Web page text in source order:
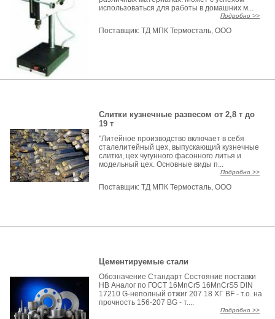
использоваться для работы в домашних м...
Подробно >>
Поставщик:ТД МПК Термосталь, ООО
Слитки кузнечные развесом от 2,8 т до
19 т
"Литейное производство включает в себя
сталелитейный цех, выпускающий кузнечные
слитки, цех чугунного фасонного литья и
модельный цех. Основные виды п...
Подробно >>
Поставщик:ТД МПК Термосталь, ООО
Цементируемые стали
Обозначение Стандарт Состояние поставки
НВ Аналог по ГОСТ 16MnCr5 16MnCrS5 DIN
17210 G-неполный отжиг 207 18 ХГ BF - т.о. на
прочность 156-207 BG - т....
Подробно >>